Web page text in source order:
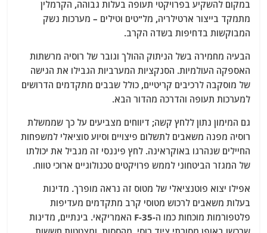
במקום להשקיע בפרויקטי תעופה בעלות גבוהה, הקרמלין
מתמקד בייצור ארטילריה, מל"טים וטילים – מערכות נשק
המבוקשות בדחיפות בשדה הקרב.
הבעיה מחמירה בשל הניתוק ההולך וגובר של רוסיה מרשתות
האספקה ​​העולמיות. הסנקציות המערביות הגבילו את הגישה
של מוסקבה לרכיבים קריטיים, כולל שבבים מתקדמים הדרושים
למערכות תעופה והדרכה מהדור הבא.
גם המימון נתון ללחץ קשה; דיווחים מצביעים על כך שממשלת
רוסיה מפנה משאבים לתשלום פיצויים וסיוע סוציאלי למשפחות
החיילים שנהרגו באוקראינה. לחץ פיננסי זה מגביל את יכולתו
של המגזר הביטחוני לממש פרויקטים טכנולוגיים ארוכי טווח.
אפילו יצוא פוטנציאלי של מטוס זה נראה מופרך. מדינות
בעלות משאבים לרכוש מטוסי קרב מתקדמים מעדיפות
פלטפורמות מוכחות כמו ה-F-35 האמריקאי. בינתיים, מדינות